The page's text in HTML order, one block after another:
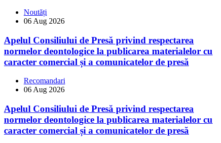
Noutăți
06 Aug 2026
Apelul Consiliului de Presă privind respectarea
normelor deontologice la publicarea materialelor cu
caracter comercial și a comunicatelor de presă
Recomandari
06 Aug 2026
Apelul Consiliului de Presă privind respectarea
normelor deontologice la publicarea materialelor cu
caracter comercial și a comunicatelor de presă